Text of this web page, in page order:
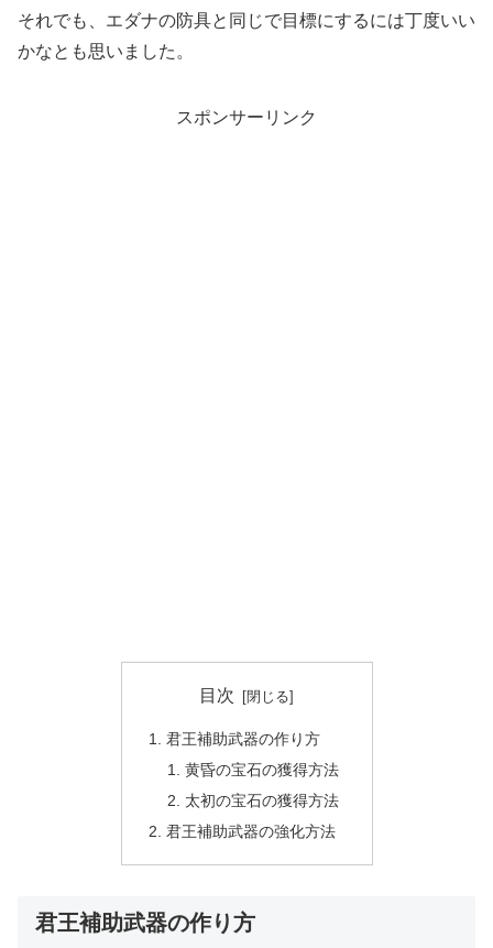
それでも、エダナの防具と同じで目標にするには丁度いい
かなとも思いました。
スポンサーリンク
目次
君王補助武器の作り方
黄昏の宝石の獲得方法
太初の宝石の獲得方法
君王補助武器の強化方法
君王補助武器の作り方